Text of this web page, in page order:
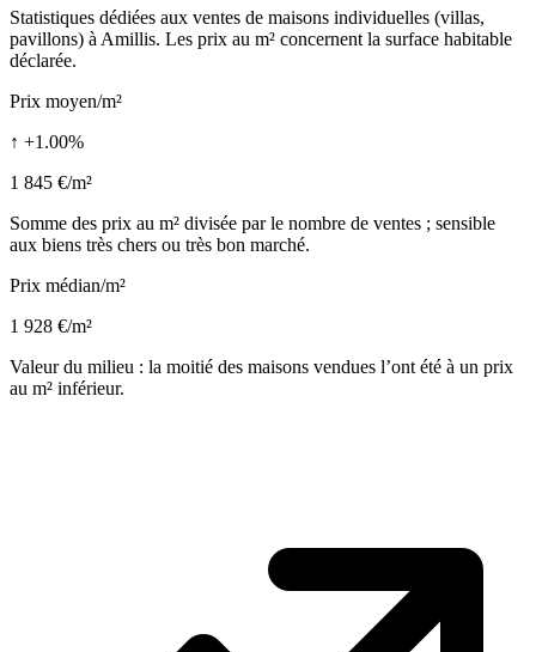
Statistiques dédiées aux ventes de maisons individuelles (villas,
pavillons) à Amillis. Les prix au m² concernent la surface habitable
déclarée.
Prix moyen/m²
↑ +1.00%
1 845 €/m²
Somme des prix au m² divisée par le nombre de ventes ; sensible
aux biens très chers ou très bon marché.
Prix médian/m²
1 928 €/m²
Valeur du milieu : la moitié des maisons vendues l’ont été à un prix
au m² inférieur.